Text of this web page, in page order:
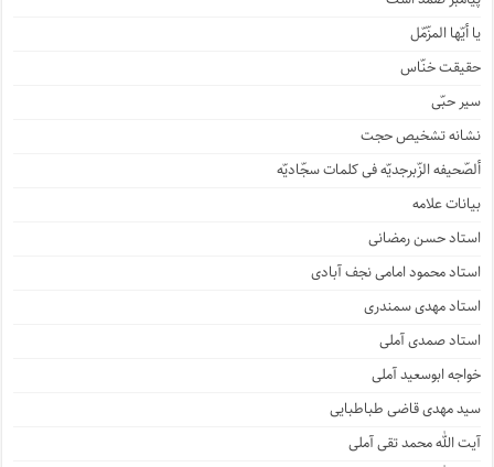
یا أیّها المزّمّل
حقیقت خنّاس
سیر حبّی
نشانه تشخیص حجت
ألصّحیفه الزّبرجدیّه فی کلمات سجّادیّه
بیانات علامه
استاد حسن رمضانی
استاد محمود امامی نجف آبادی
استاد مهدی سمندری
استاد صمدی آملی
خواجه ابوسعید آملی
سید مهدی قاضی طباطبایی
آیت الله محمد تقی آملی